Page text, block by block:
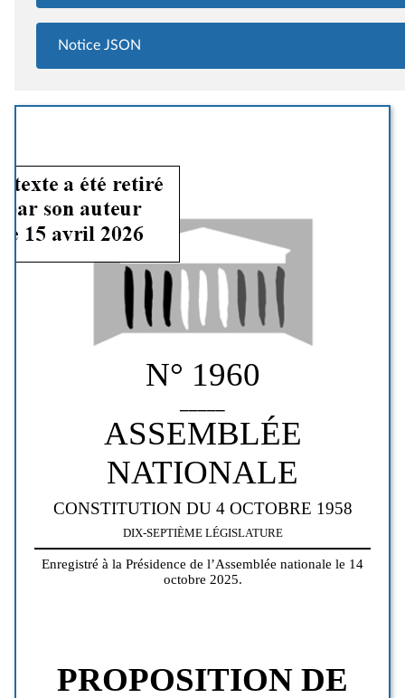
Notice JSON